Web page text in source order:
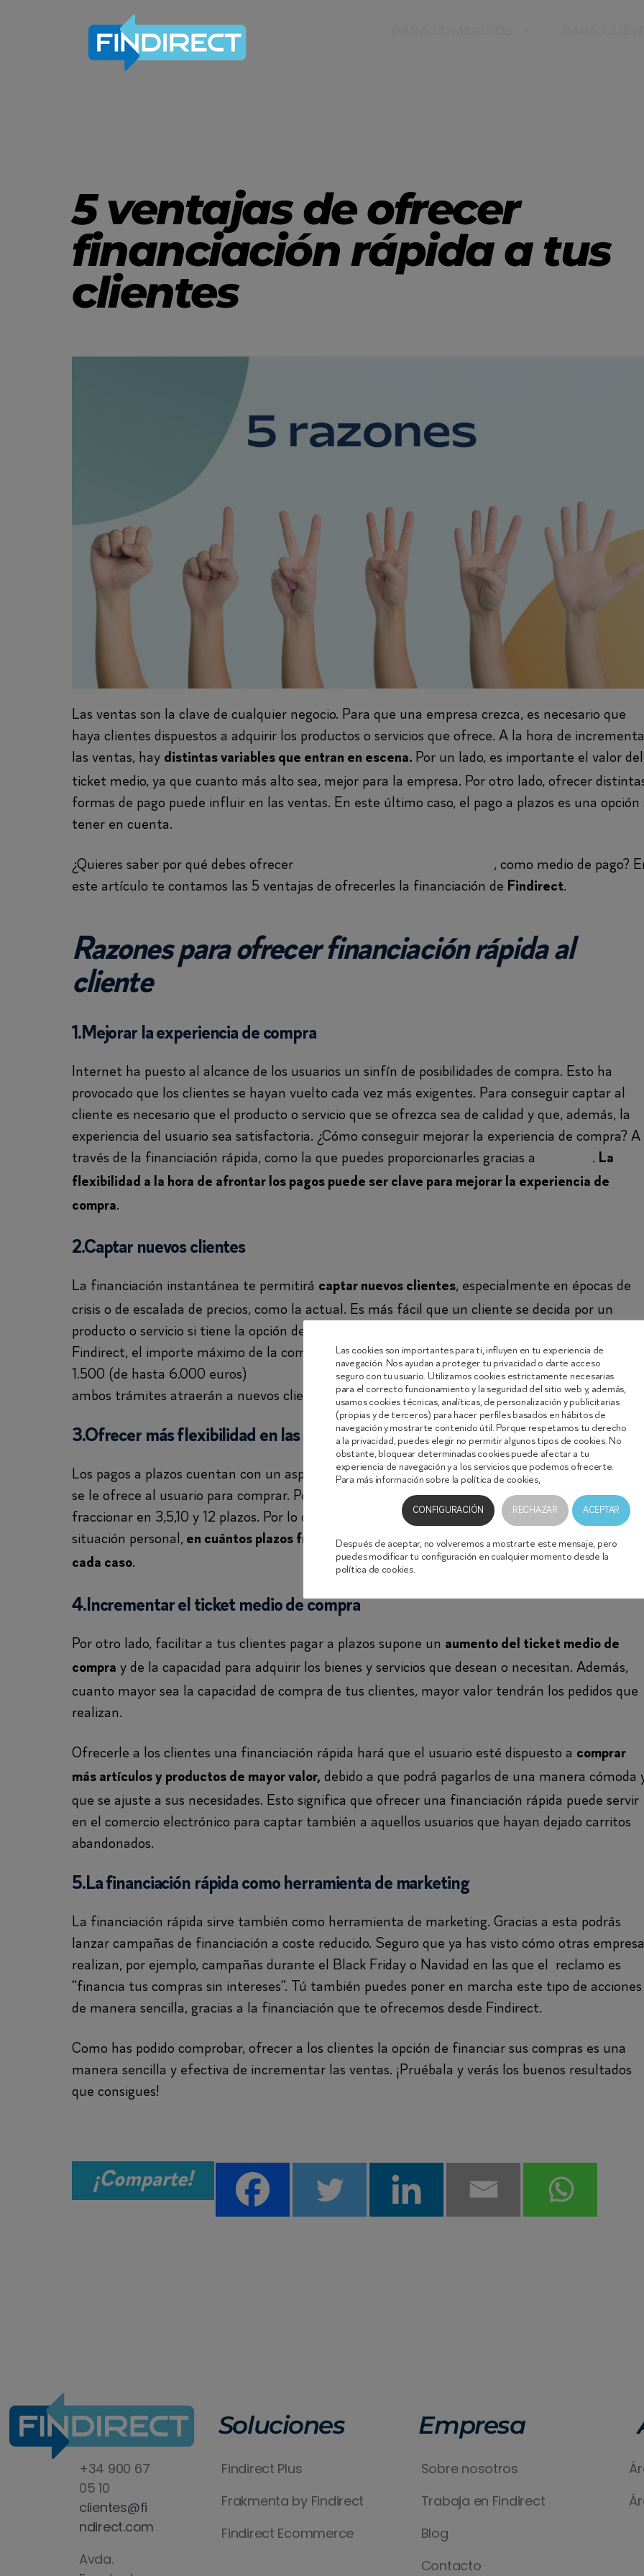
5 ventajas de ofrecer
financiación rápida a tus
clientes
Las ventas son la clave de cualquier negocio. Para que una empresa crezca, es necesario que
haya clientes dispuestos a adquirir los productos o servicios que ofrece. A la hora de
las ventas, hay distintas variables que entran en escena. Por un lado, es importante el valor del
ticket medio, ya que cuanto más alto sea, mejor para la empresa. Por otro lado, ofrecer
formas de pago puede influir en las ventas. En este último caso, el pago a plazos es una opción
tener en cuenta.
¿Quieres saber por qué debes ofrecer
, como medio de pago?
este artículo te contamos las 5 ventajas de ofrecerles la financiación de Findirect.
Razones para ofrecer financiación rápida al
cliente
1.Mejorar la experiencia de compra
Internet ha puesto al alcance de los usuarios un sinfín de posibilidades de compra. Esto ha
provocado que los clientes se hayan vuelto cada vez más exigentes. Para conseguir captar al
cliente es necesario que el producto o servicio que se ofrezca sea de calidad y que, además, la
experiencia del usuario sea satisfactoria. ¿Cómo conseguir mejorar la experiencia de compra? A
través de la financiación rápida, como la que puedes proporcionarles gracias a
. La
flexibilidad a la hora de afrontar los pagos puede ser clave para mejorar la experiencia de
compra.
2.Captar nuevos clientes
La financiación instantánea te permitirá captar nuevos clientes, especialmente en épocas de
crisis o de escalada de precios, como la actual. Es más fácil que un cliente se decida por un
producto o servicio si tiene la opción de pagarlo a plazos. Para pagar a plazos con Frakmenta by
Findirect, el importe máximo de la compra son 1.500€. Mientras que para importes superiores
1.500 (de hasta 6.000 euros)
se puede solicitar una financiación. La facilidad y la rapidez de
ambos trámites atraerán a nuevos clientes a tu negocio.
3.Ofrecer más flexibilidad en las compras
Los pagos a plazos cuentan con un aspecto muy positivo y es, precisamente, la flexibilidad que
se le ofrece al usuario para comprar. Por ejemplo, el precio de un producto o servicio se puede
fraccionar en 3,5,10 y 12 plazos. Por lo que es el propio usuario el que elige, en función de su
situación personal, en cuántos plazos frakmentar el pago y el importe que puede afrontar en
cada caso.
4.Incrementar el ticket medio de compra
Por otro lado, facilitar a tus clientes pagar a plazos supone un aumento del ticket medio de
compra y de la capacidad para adquirir los bienes y servicios que desean o necesitan. Además,
cuanto mayor sea la capacidad de compra de tus clientes, mayor valor tendrán los pedidos que
realizan.
Ofrecerle a los clientes una financiación rápida hará que el usuario esté dispuesto a comprar
más artículos y productos de mayor valor, debido a que podrá pagarlos de una manera cómoda
que se ajuste a sus necesidades. Esto significa que ofrecer una financiación rápida puede servir
en el comercio electrónico para captar también a aquellos usuarios que hayan dejado carritos
abandonados.
5.La financiación rápida como herramienta de marketing
La financiación rápida sirve también como herramienta de marketing. Gracias a esta podrás
lanzar campañas de financiación a coste reducido. Seguro que ya has visto cómo otras
realizan, por ejemplo, campañas durante el Black Friday o Navidad en las que el reclamo es
“financia tus compras sin intereses”. Tú también puedes poner en marcha este tipo de acciones
de manera sencilla, gracias a la financiación que te ofrecemos desde Findirect.
Como has podido comprobar, ofrecer a los clientes la opción de financiar sus compras es una
manera sencilla y efectiva de incrementar las ventas. ¡Pruébala y verás los buenos resultados
que consigues!
¡Comparte!
Soluciones Empresa
+34 900 67
05 10
clientes@fi
ndirect.com
Avda.
Findirect Plus
Frakmenta by Findirect
Findirect Ecommerce
Sobre nosotros
Trabaja en Findirect
Blog
Contacto
Las cookies son importantes para ti, influyen en tu experiencia de
navegación. Nos ayudan a proteger tu privacidad o darte acceso
seguro con tu usuario. Utilizamos cookies estrictamente necesarias
para el correcto funcionamiento y la seguridad del sitio web y, además,
usamos cookies técnicas, analíticas, de personalización y publicitarias
(propias y de terceros) para hacer perfiles basados en hábitos de
navegación y mostrarte contenido útil. Porque respetamos tu derecho
a la privacidad, puedes elegir no permitir algunos tipos de cookies. No
obstante, bloquear determinadas cookies puede afectar a tu
experiencia de navegación y a los servicios que podemos ofrecerte.
Para más información sobre la política de cookies,
CONFIGURACIÓN RECHAZAR ACEPTAR
Después de aceptar, no volveremos a mostrarte este mensaje, pero
puedes modificar tu configuración en cualquier momento desde la
política de cookies.